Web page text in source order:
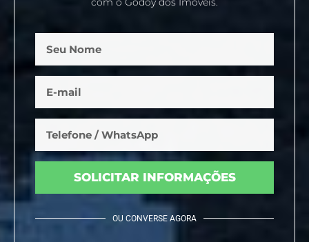
SOLICITAR INFORMAÇÕES
OU CONVERSE AGORA